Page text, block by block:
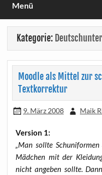
Menü
Kategorie:
Moodle als Mittel zur
Textkorrektur
9. März 2008 Maik
Ver­si­on 1:
„Man soll­te
Mäd­chen mit der
nicht ange­ben soll­te.